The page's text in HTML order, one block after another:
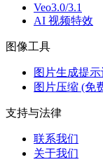
Veo3.0/3.1
AI 视频特效
图像工具
图片生成提
图片压缩 (免
支持与法律
联系我们
关于我们